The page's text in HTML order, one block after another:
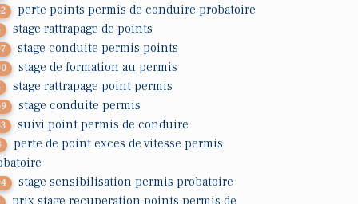
perte points permis de conduire probatoire
stage rattrapage de points
stage conduite permis points
stage de formation au permis
stage rattrapage point permis
stage conduite permis
suivi point permis de conduire
perte de point exces de vitesse permis
stage sensibilisation permis probatoire
prix stage recuperation points permis de